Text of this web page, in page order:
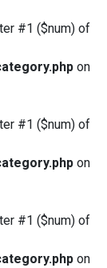
#1 ($num) of
on
#1 ($num) of
on
#1 ($num) of
on